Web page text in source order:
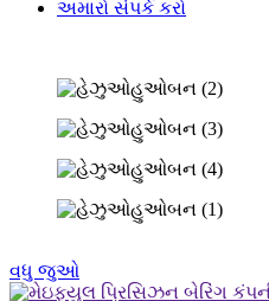
અમારો સંપર્ક કરો
વધુ જુઓ